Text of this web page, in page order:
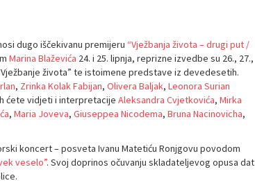
dugo iščekivanu premijeru “Vježbanja života – drugi put /
Marina Blaževića 24. i 25. lipnja, reprizne izvedbe su 26., 27.,
života” te istoimene predstave iz devedesetih.
, Zrinka Kolak Fabijan, Olivera Baljak, Leonora Surian
ćete vidjeti i interpretacije Aleksandra Cvjetkovića, Mirka
, Maria Joveva, Giuseppea Nicodema, Bruna Nacinovicha,
koncert – posveta Ivanu Matetiću Ronjgovu povodom
veselo”. Svoj doprinos očuvanju skladateljevog opusa dat